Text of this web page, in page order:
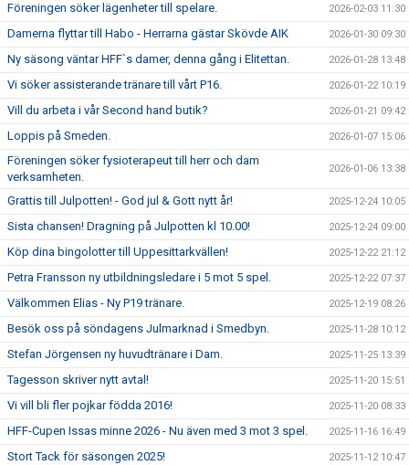
Föreningen söker lägenheter till spelare. 2026-02-03 11:30
Damerna flyttar till Habo - Herrarna gästar Skövde AIK 2026-01-30 09:30
Ny säsong väntar HFF`s damer, denna gång i Elitettan. 2026-01-28 13:48
Vi söker assisterande tränare till vårt P16. 2026-01-22 10:19
Vill du arbeta i vår Second hand butik? 2026-01-21 09:42
Loppis på Smeden. 2026-01-07 15:06
Föreningen söker fysioterapeut till herr och dam
verksamheten.
2026-01-06 13:38
Grattis till Julpotten! - God jul & Gott nytt år! 2025-12-24 10:05
Sista chansen! Dragning på Julpotten kl 10.00! 2025-12-24 09:00
Köp dina bingolotter till Uppesittarkvällen! 2025-12-22 21:12
Petra Fransson ny utbildningsledare i 5 mot 5 spel. 2025-12-22 07:37
Välkommen Elias - Ny P19 tränare. 2025-12-19 08:26
Besök oss på söndagens Julmarknad i Smedbyn. 2025-11-28 10:12
Stefan Jörgensen ny huvudtränare i Dam. 2025-11-25 13:39
Tagesson skriver nytt avtal! 2025-11-20 15:51
Vi vill bli fler pojkar födda 2016! 2025-11-20 08:33
HFF-Cupen Issas minne 2026 - Nu även med 3 mot 3 spel. 2025-11-16 16:49
Stort Tack för säsongen 2025! 2025-11-12 10:47